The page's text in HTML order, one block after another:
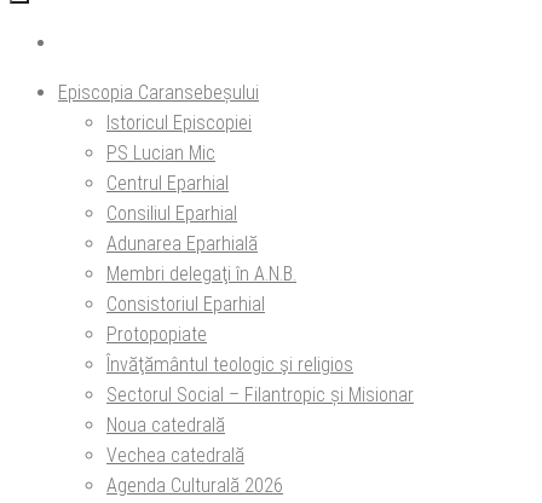
Episcopia Caransebeșului
Istoricul Episcopiei
PS Lucian Mic
Centrul Eparhial
Consiliul Eparhial
Adunarea Eparhială
Membri delegaţi în A.N.B.
Consistoriul Eparhial
Protopopiate
Învăţământul teologic şi religios
Sectorul Social – Filantropic și Misionar
Noua catedrală
Vechea catedrală
Agenda Culturală 2026